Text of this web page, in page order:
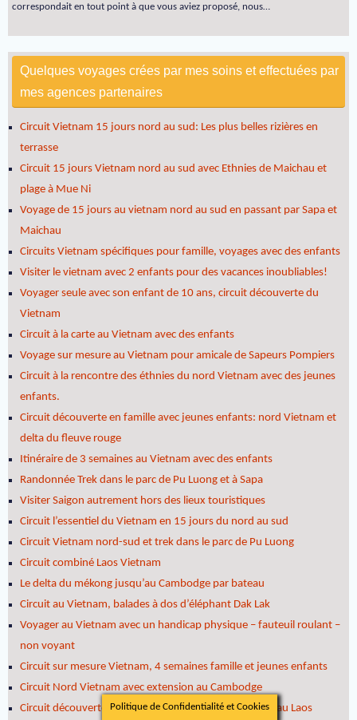
correspondait en tout point à que vous aviez proposé, nous…
Quelques voyages crées par mes soins et effectuées par
mes agences partenaires
Circuit Vietnam 15 jours nord au sud: Les plus belles rizières en
terrasse
Circuit 15 jours Vietnam nord au sud avec Ethnies de Maichau et
plage à Mue Ni
Voyage de 15 jours au vietnam nord au sud en passant par Sapa et
Maichau
Circuits Vietnam spécifiques pour famille, voyages avec des enfants
Visiter le vietnam avec 2 enfants pour des vacances inoubliables!
Voyager seule avec son enfant de 10 ans, circuit découverte du
Vietnam
Circuit à la carte au Vietnam avec des enfants
Voyage sur mesure au Vietnam pour amicale de Sapeurs Pompiers
Circuit à la rencontre des éthnies du nord Vietnam avec des jeunes
enfants.
Circuit découverte en famille avec jeunes enfants: nord Vietnam et
delta du fleuve rouge
Itinéraire de 3 semaines au Vietnam avec des enfants
Randonnée Trek dans le parc de Pu Luong et à Sapa
Visiter Saigon autrement hors des lieux touristiques
Circuit l’essentiel du Vietnam en 15 jours du nord au sud
Circuit Vietnam nord-sud et trek dans le parc de Pu Luong
Circuit combiné Laos Vietnam
Le delta du mékong jusqu’au Cambodge par bateau
Circuit au Vietnam, balades à dos d’éléphant Dak Lak
Voyager au Vietnam avec un handicap physique – fauteuil roulant –
non voyant
Circuit sur mesure Vietnam, 4 semaines famille et jeunes enfants
Circuit Nord Vietnam avec extension au Cambodge
Circuit découverte du nord vietnam et Luang Prabang au Laos
Politique de Confidentialité et Cookies